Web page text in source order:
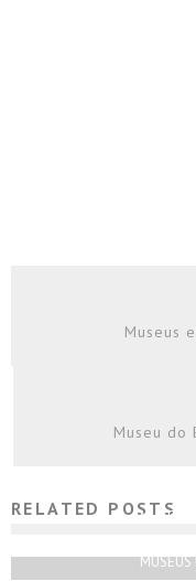
Museus
Museu do
RELATED POSTS
MUSEU